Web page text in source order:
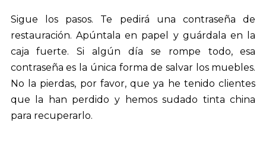
Sigue los pasos. Te pedirá una contraseña de
restauración. Apúntala en papel y guárdala en la
caja fuerte. Si algún día se rompe todo, esa
contraseña es la única forma de salvar los muebles.
No la pierdas, por favor, que ya he tenido clientes
que la han perdido y hemos sudado tinta china
para recuperarlo.